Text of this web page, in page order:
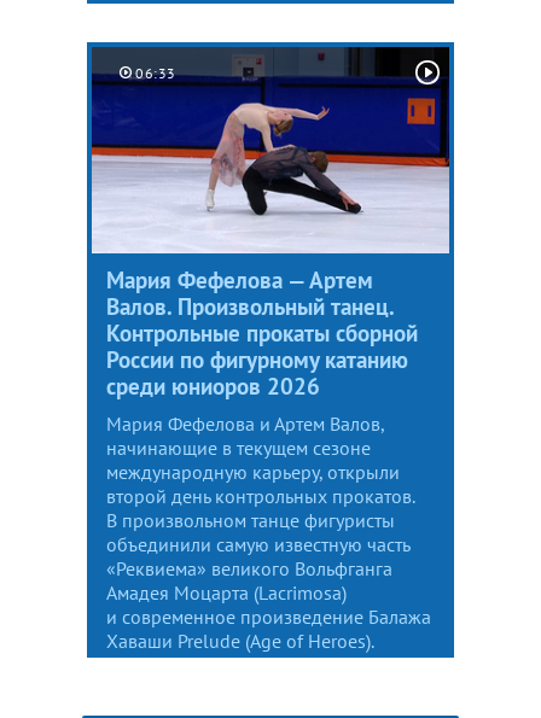
06:33
Мария Фефелова — Артем
Валов. Произвольный танец.
Контрольные прокаты сборной
России по фигурному катанию
среди юниоров 2026
Мария Фефелова и Артем Валов,
начинающие в текущем сезоне
международную карьеру, открыли
второй день контрольных прокатов.
В произвольном танце фигуристы
объединили самую известную часть
«Реквиема» великого Вольфганга
Амадея Моцарта (Lacrimosa)
и современное произведение Балажа
Хаваши Prelude (Age of Heroes).